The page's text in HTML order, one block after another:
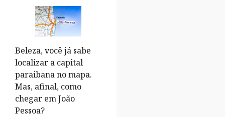
Beleza, você já sabe
localizar a capital
paraibana no mapa.
Mas, afinal, como
chegar em João
Pessoa?